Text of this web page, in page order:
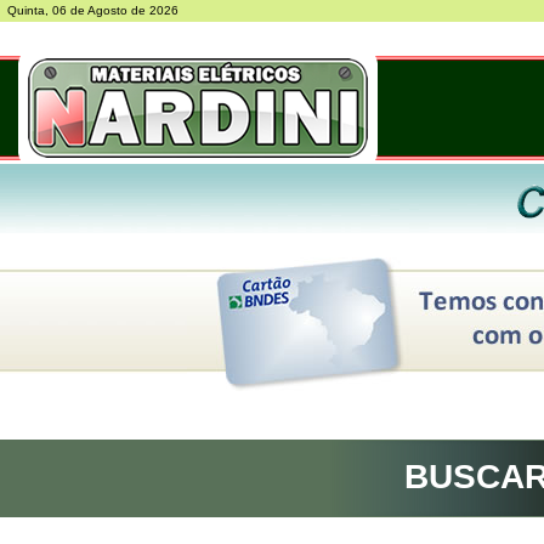
Quinta, 06 de Agosto de 2026